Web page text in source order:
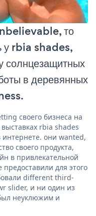
то
у rbia shades,
солнцезащитных
в деревянных
своего бизнеса на
rbia shades
интернете. они wanted,
своего продукта,
в привлекательной
для этого
different third-
slider, и ни один из
неуклюжим и